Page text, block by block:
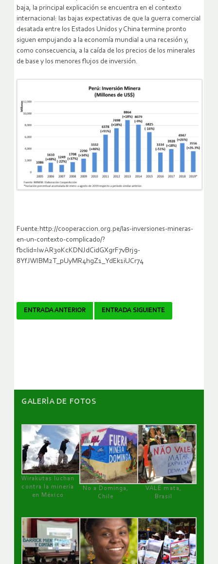
baja, la principal explicación se encuentra en el contexto
internacional: las bajas expectativas de que la guerra comercial
desatada entre los Estados Unidos y China termine pronto
siguen empujando a la economía mundial a una recesión y,
como consecuencia, a la caída de los precios de los minerales
de base y los menores flujos de inversión.
Fuente:http://cooperaccion.org.pe/las-inversiones-mineras-
en-un-contexto-complicado/?
fbclid=IwAR30KcKDNJdCidGXgrF7vBrj9-
8YfJWIBM2T_pUyMR4hgZ1_YdEk1iUCr74
Navegador
ENTRADA ANTERIOR ENTRADA SIGUIENTE
GALERÌA DE FOTOS
Wirakutas luchan
contra la minería
en México
No a Dominga,
Chile
VALE mata,
Brasil